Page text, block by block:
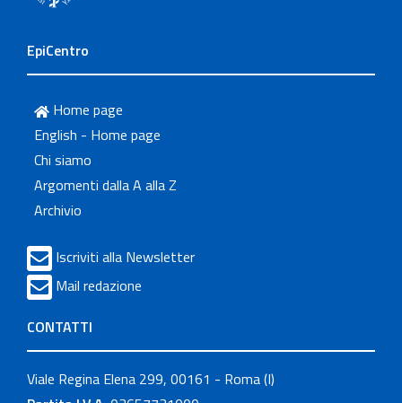
EpiCentro
Home page
English - Home page
Chi siamo
Argomenti dalla A alla Z
Archivio
Iscriviti alla Newsletter
Mail redazione
CONTATTI
Viale Regina Elena 299, 00161 - Roma (I)